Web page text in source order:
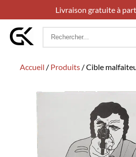
Livraison gratuite à
Rechercher
Accueil / Produits /Cible